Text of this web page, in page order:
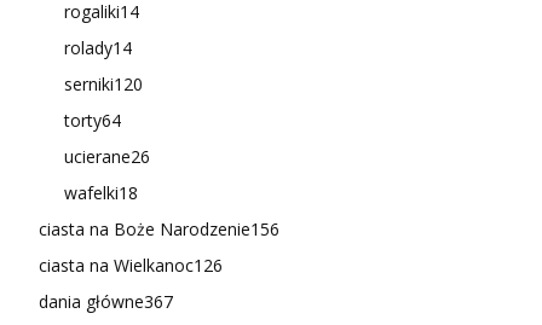
rogaliki14
rolady14
serniki120
torty64
ucierane26
wafelki18
ciasta na Boże Narodzenie156
ciasta na Wielkanoc126
dania główne367